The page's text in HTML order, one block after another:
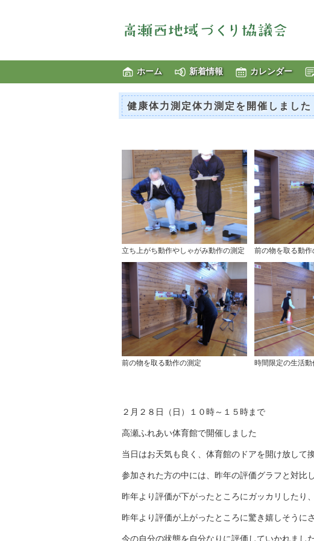
ホーム 新着情報 カレンダー
健康体力測定体力測定を開催しました
立ち上がち動作やしゃがみ動作の測定 前の物を取る動作
前の物を取る動作の測定 時間限定の生活動
２月２８日（日）１０時～１５時まで
高瀬ふれあい体育館で開催しました
当日はお天気も良く、体育館のドアを開け放して
参加された方の中には、昨年の評価グラフと対比
昨年より評価が下がったところにガッカリしたり、
昨年より評価が上がったところに驚き嬉しそうに
今の自分の状態を自分なりに評価していかれました